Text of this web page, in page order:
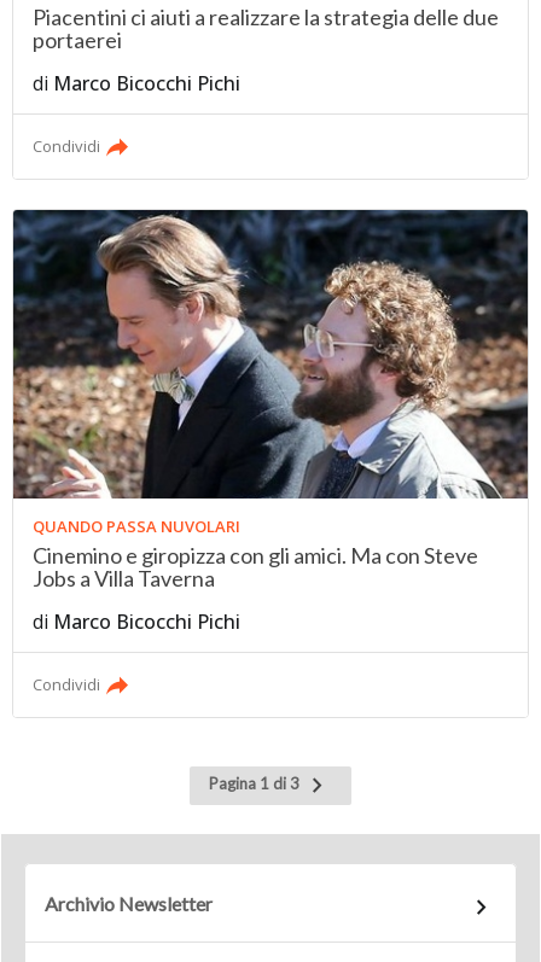
Piacentini ci aiuti a realizzare la strategia delle due
portaerei
di Marco Bicocchi Pichi
Condividi
QUANDO PASSA NUVOLARI
Cinemino e giropizza con gli amici. Ma con Steve
Jobs a Villa Taverna
di Marco Bicocchi Pichi
Condividi
Pagina 1 di 3
Pagina
successiva
Archivio Newsletter